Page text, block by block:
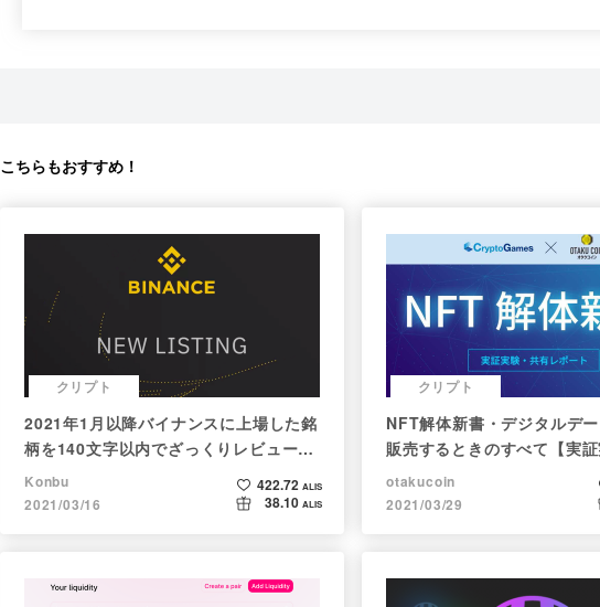
こちらもおすすめ！
クリプト
2021年1月以降バイナンスに上場した銘
柄を140文字以内でざっくりレビュー
（Twitter向け情報まとめ）
Konbu
2021/03/16
422.72 ALIS
38.10 ALIS
クリプト
NFT解体新書・デジタルデ
販売するときのすべて【実
レポート】
otakucoin
2021/03/29